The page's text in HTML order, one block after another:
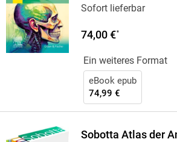
Sofort lieferbar
74,00 €*
Ein weiteres Format
eBook epub
74,99 €
Sobotta Atlas der